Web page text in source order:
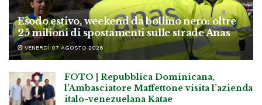
Esodo estivo, weekend da bollino nero: oltre
25 milioni di spostamenti sulle strade Anas
VENERDÌ 07 AGOSTO 2026
FOTO | Repubblica Dominicana,
l’Ambasciatore Maffettone visita l’azienda
italo-venezuelana Katae